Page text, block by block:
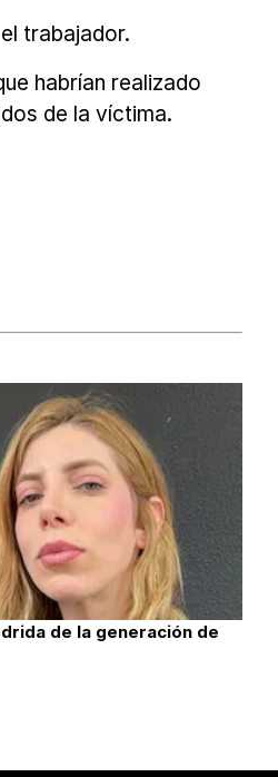
trabajador.
habrían realizado
de la víctima.
de la generación de